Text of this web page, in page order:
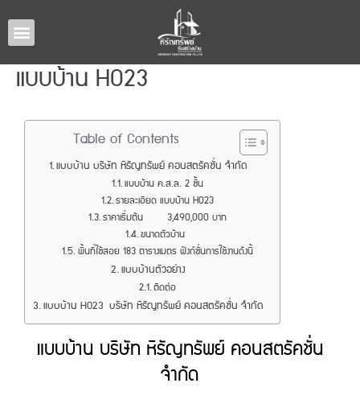
แบบบ้าน H023
Table of Contents
แบบบ้าน บริษัท หิรัญทรัพย์ คอนสตรัคชั่น จำกัด
แบบบ้าน ค.ส.ล. 2 ชั้น
รายละเอียด แบบบ้าน H023
ราคาเริ่มต้น 3,490,000 บาท
ขนาดตัวบ้าน
พื้นที่ใช้สอย 183 ตารางเมตร ฟังก์ชั่นการใช้งานดังนี้
แบบบ้านตัวอย่าง
ติดต่อ
แบบบ้าน H023 บริษัท หิรัญทรัพย์ คอนสตรัคชั่น จำกัด​
แบบบ้าน บริษัท หิรัญทรัพย์ คอนสตรัคชั่น
จำกัด